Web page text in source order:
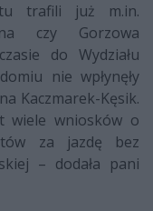
trafili już m.in.
czy Gorzowa
do Wydziału
nie wpłynęły
Kaczmarek-Kęsik.
wiele wniosków o
za jazdę bez
– dodała pani